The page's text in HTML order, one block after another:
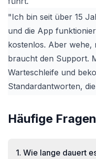
"Ich bin seit über 15
und die App
kostenlos. Aber wehe,
braucht den Support.
Warteschleife und
Standardantworten,
Häufige
1. Wie lange dauert